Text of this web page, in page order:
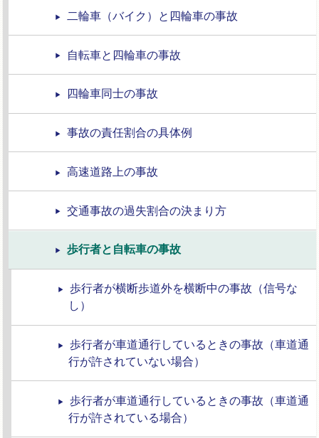
二輪車（バイク）と四輪車の事故
自転車と四輪車の事故
四輪車同士の事故
事故の責任割合の具体例
高速道路上の事故
交通事故の過失割合の決まり方
歩行者と自転車の事故
歩行者が横断歩道外を横断中の事故（信号な
し）
歩行者が車道通行しているときの事故（車道通
行が許されていない場合）
歩行者が車道通行しているときの事故（車道通
行が許されている場合）